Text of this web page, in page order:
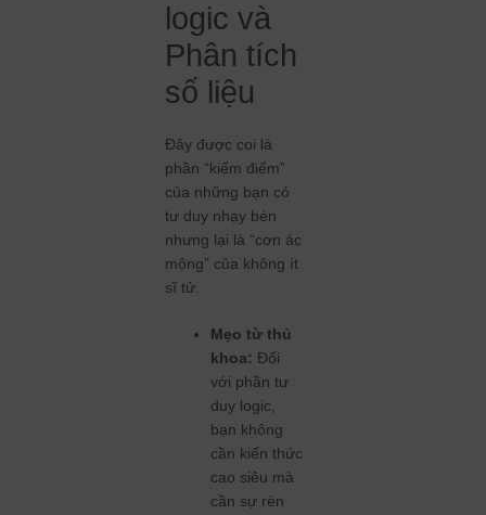
logic và
Phân tích
số liệu
Đây được coi là
phần “kiếm điểm”
của những bạn có
tư duy nhạy bén
nhưng lại là “cơn ác
mộng” của không ít
sĩ tử.
Mẹo từ thủ
khoa: Đối
với phần tư
duy logic,
bạn không
cần kiến thức
cao siêu mà
cần sự rèn